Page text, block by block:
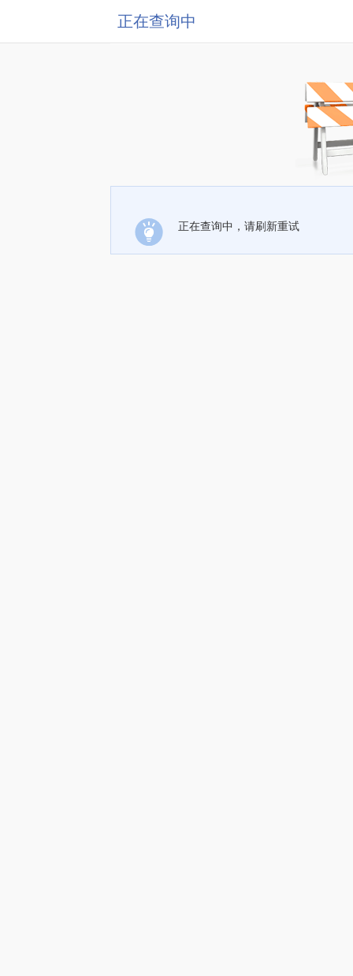
正在查询中
正在查询中，请刷新重试